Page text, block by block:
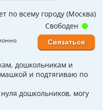
по всему городу (Москва)
дошкольникам и
и подтягиваю по
дошкольников, могу
Свободен
Связаться